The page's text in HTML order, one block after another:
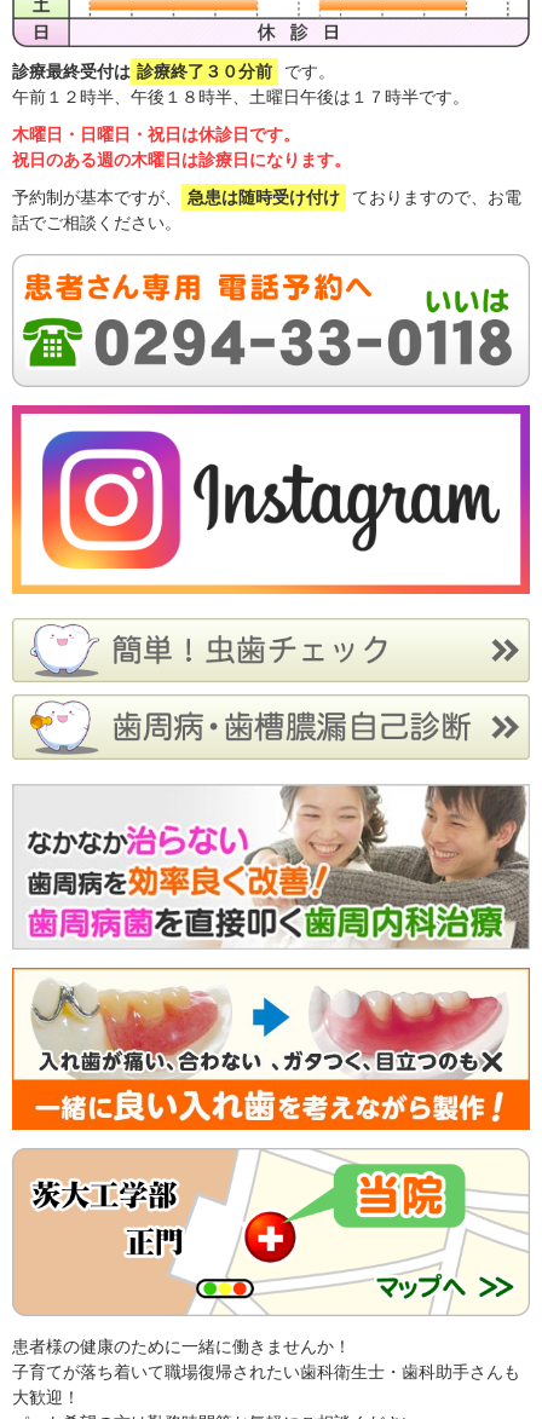
診療最終受付は 診療終了３０分前
です。
午前１２時半、午後１８時半、土曜日午後は１７時半です。
木曜日・日曜日・祝日は休診日です。
祝日のある週の木曜日は診療日になります。
予約制が基本ですが、
急患は随時受け付け
ておりますので、お電
話でご相談ください。
患者様の健康のために一緒に働きませんか！
子育てが落ち着いて職場復帰されたい歯科衛生士・歯科助手さんも
大歓迎！